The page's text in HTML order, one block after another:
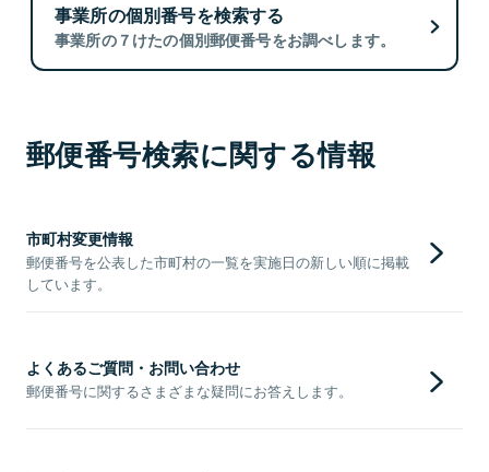
事業所の個別番号を検索する
事業所の７けたの個別郵便番号をお調べします。
郵便番号検索に関する情報
市町村変更情報
郵便番号を公表した市町村の一覧を実施日の新しい順に掲載
しています。
よくあるご質問・お問い合わせ
郵便番号に関するさまざまな疑問にお答えします。